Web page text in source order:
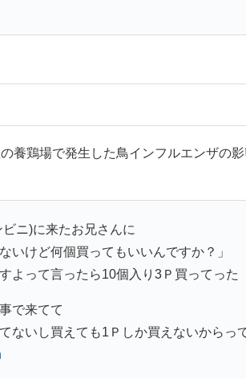
養鶏場で発生した鳥インフルエンザの
ニ)に来たお兄さんに
いけど何個買ってもいいんですか？」
よって言ったら10個入り3Ｐ買ってった
で来てて
ないし買えても1Ｐしか買えないからっ